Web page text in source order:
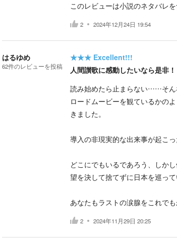
このレビューは小説のネタバレを
2 2024年12月24日 19:54
はるゆめ
62件のレビューを投稿
★★★ Excellent!!!
人間讃歌に感動したいなら是非！
読み始めたら止まらない……そん
ロードムービーを観ているかの
きました。
導入の非現実的な出来事が起こ
どこにでもいるであろう、しか
望を決して捨てずに日本を巡って
あなたもラストの涙腺をこれで
2 2024年11月29日 20:25